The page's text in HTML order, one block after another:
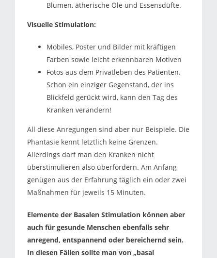
Blumen, ätherische Öle und Essensdüfte.
Visuelle Stimulation:
Mobiles, Poster und Bilder mit kräftigen
Farben sowie leicht erkennbaren Motiven
Fotos aus dem Privatleben des Patienten.
Schon ein einziger Gegenstand, der ins
Blickfeld gerückt wird, kann den Tag des
Kranken verändern!
All diese Anregungen sind aber nur Beispiele. Die
Phantasie kennt letztlich keine Grenzen.
Allerdings darf man den Kranken nicht
überstimulieren also überfordern. Am Anfang
genügen aus der Erfahrung täglich ein oder zwei
Maßnahmen für jeweils 15 Minuten.
Elemente der Basalen Stimulation können aber
auch für gesunde Menschen ebenfalls sehr
anregend, entspannend oder bereichernd sein.
In diesen Fällen sollte man von „basal